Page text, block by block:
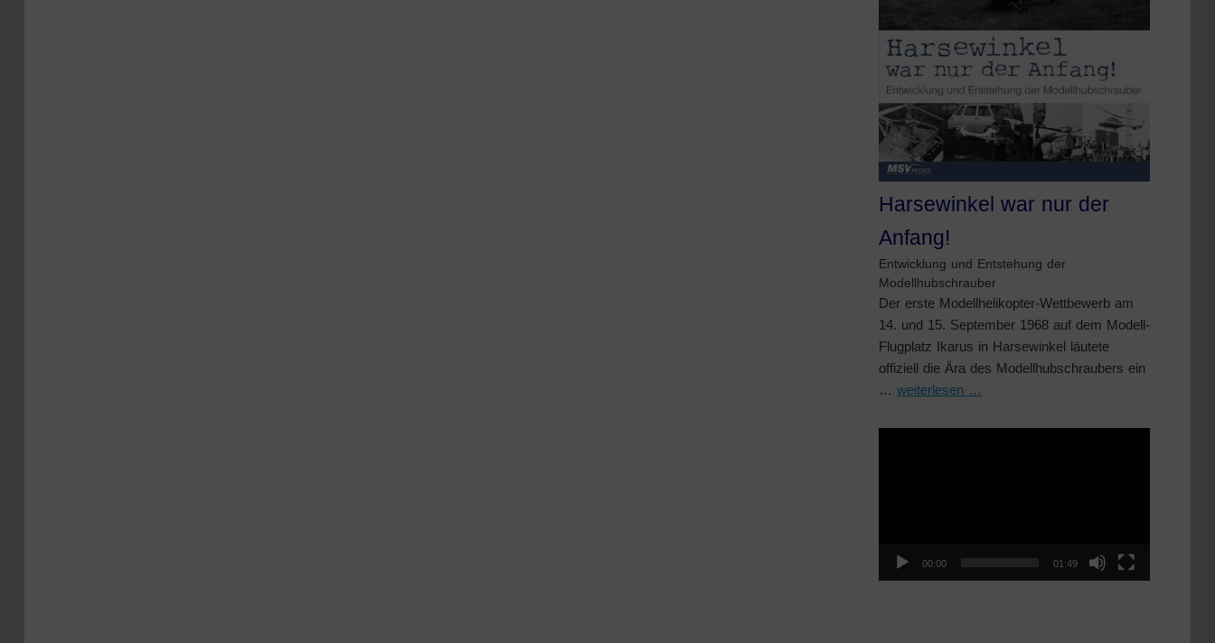
Harsewinkel war nur der
Anfang!
Entwicklung und Entstehung der
Modellhubschrauber
Der erste Modellhelikopter-Wettbewerb am
14. und 15. September 1968 auf dem Modell-
Flugplatz Ikarus in Harsewinkel läutete
offiziell die Ära des Modellhubschraubers ein
… weiterlesen …
00:00 01:49